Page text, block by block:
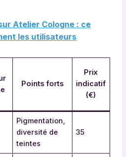
Atelier Cologne : ce
les utilisateurs
Points forts
Prix
indicatif
(€)
Pigmentation,
diversité de
teintes
35